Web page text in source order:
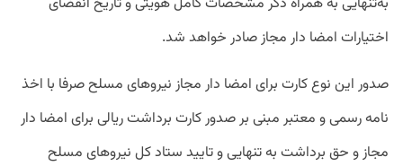
اختیارات امضا دار مجاز صادر خواهد شد.
صدور این نوع کارت برای امضا دار مجاز نیروهای مسلح صرفا با اخذ
نامه رسمی و معتبر مبنی بر صدور کارت برداشت ریالی برای امضا دار
مجاز و حق برداشت به تنهایی و تایید ستاد کل نیرو‌های مسلح